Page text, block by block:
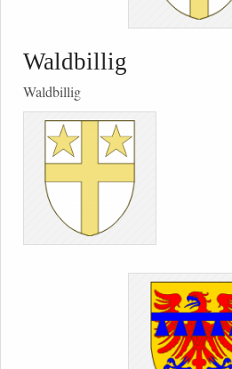
Waldbillig
Waldbillig